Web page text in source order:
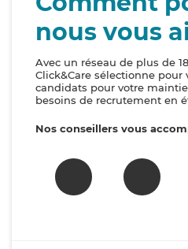
nous vous
Avec un réseau de plus de
Click&Care sélectionne pour
candidats pour votre
besoins de recrutement en
Nos conseillers vous